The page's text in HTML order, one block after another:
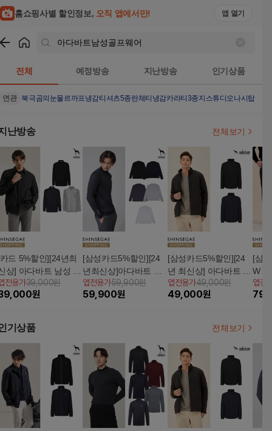
홈쇼핑사별 할인정보, 오직 앱에서만! 앱 열기
전체 예정방송 지난방송 인기상품
연관 북극곰의눈물르까프냉감티셔츠5종란체티냉감카라티3종지스튜디오나시탑4종
난방송 전체보기
드 5%할인][24년최
상] 아다바트 남성 스
쉴드 썸머 자켓 2종
전용가39,000원
원
[삼성카드5%할인][24
년최신상]아다바트 골
프 남성 스킨 쉴드 레이
어 5종
앱전용가59,900원
59,900원
[삼성카드5%할인][24
년 최신상] 아다바트 남
성 패딩 점퍼
앱전용가49,000원
49,000원
[삼
W
모팬
앱전
기상품 전체보기